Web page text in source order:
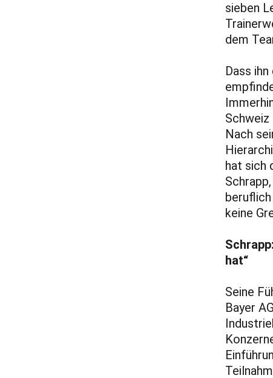
sieben
dem
Dass
Nach
hat sich
keine
hat“
Seine
Bayer